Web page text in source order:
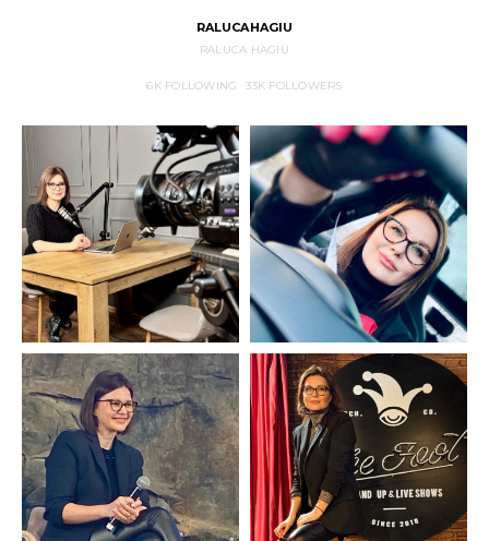
RALUCAHAGIU
RALUCA HAGIU
6KFOLLOWING 33K FOLLOWERS